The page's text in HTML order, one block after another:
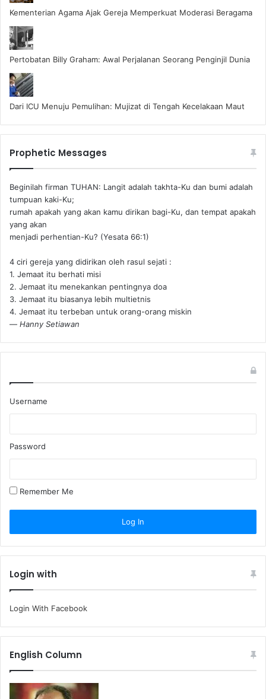
Kementerian Agama Ajak Gereja Memperkuat Moderasi Beragama
Pertobatan Billy Graham: Awal Perjalanan Seorang Penginjil Dunia
Dari ICU Menuju Pemulihan: Mujizat di Tengah Kecelakaan Maut
Prophetic Messages
Beginilah firman TUHAN: Langit adalah takhta-Ku dan bumi adalah
tumpuan kaki-Ku;
rumah apakah yang akan kamu dirikan bagi-Ku, dan tempat apakah
yang akan
menjadi perhentian-Ku? (Yesata 66:1) ‪
4 ciri gereja yang didirikan oleh rasul sejati :
1. Jemaat itu berhati misi
2. Jemaat itu menekankan pentingnya doa
3. Jemaat itu biasanya lebih multietnis
4. Jemaat itu terbeban untuk orang-orang miskin
— Hanny Setiawan
Username
Password
Remember Me
Login with
Login With Facebook
English Column